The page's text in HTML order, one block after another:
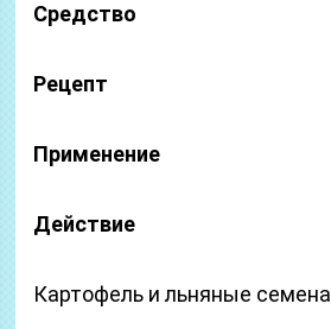
Средство
Рецепт
Применение
Действие
Картофель и льняные семена